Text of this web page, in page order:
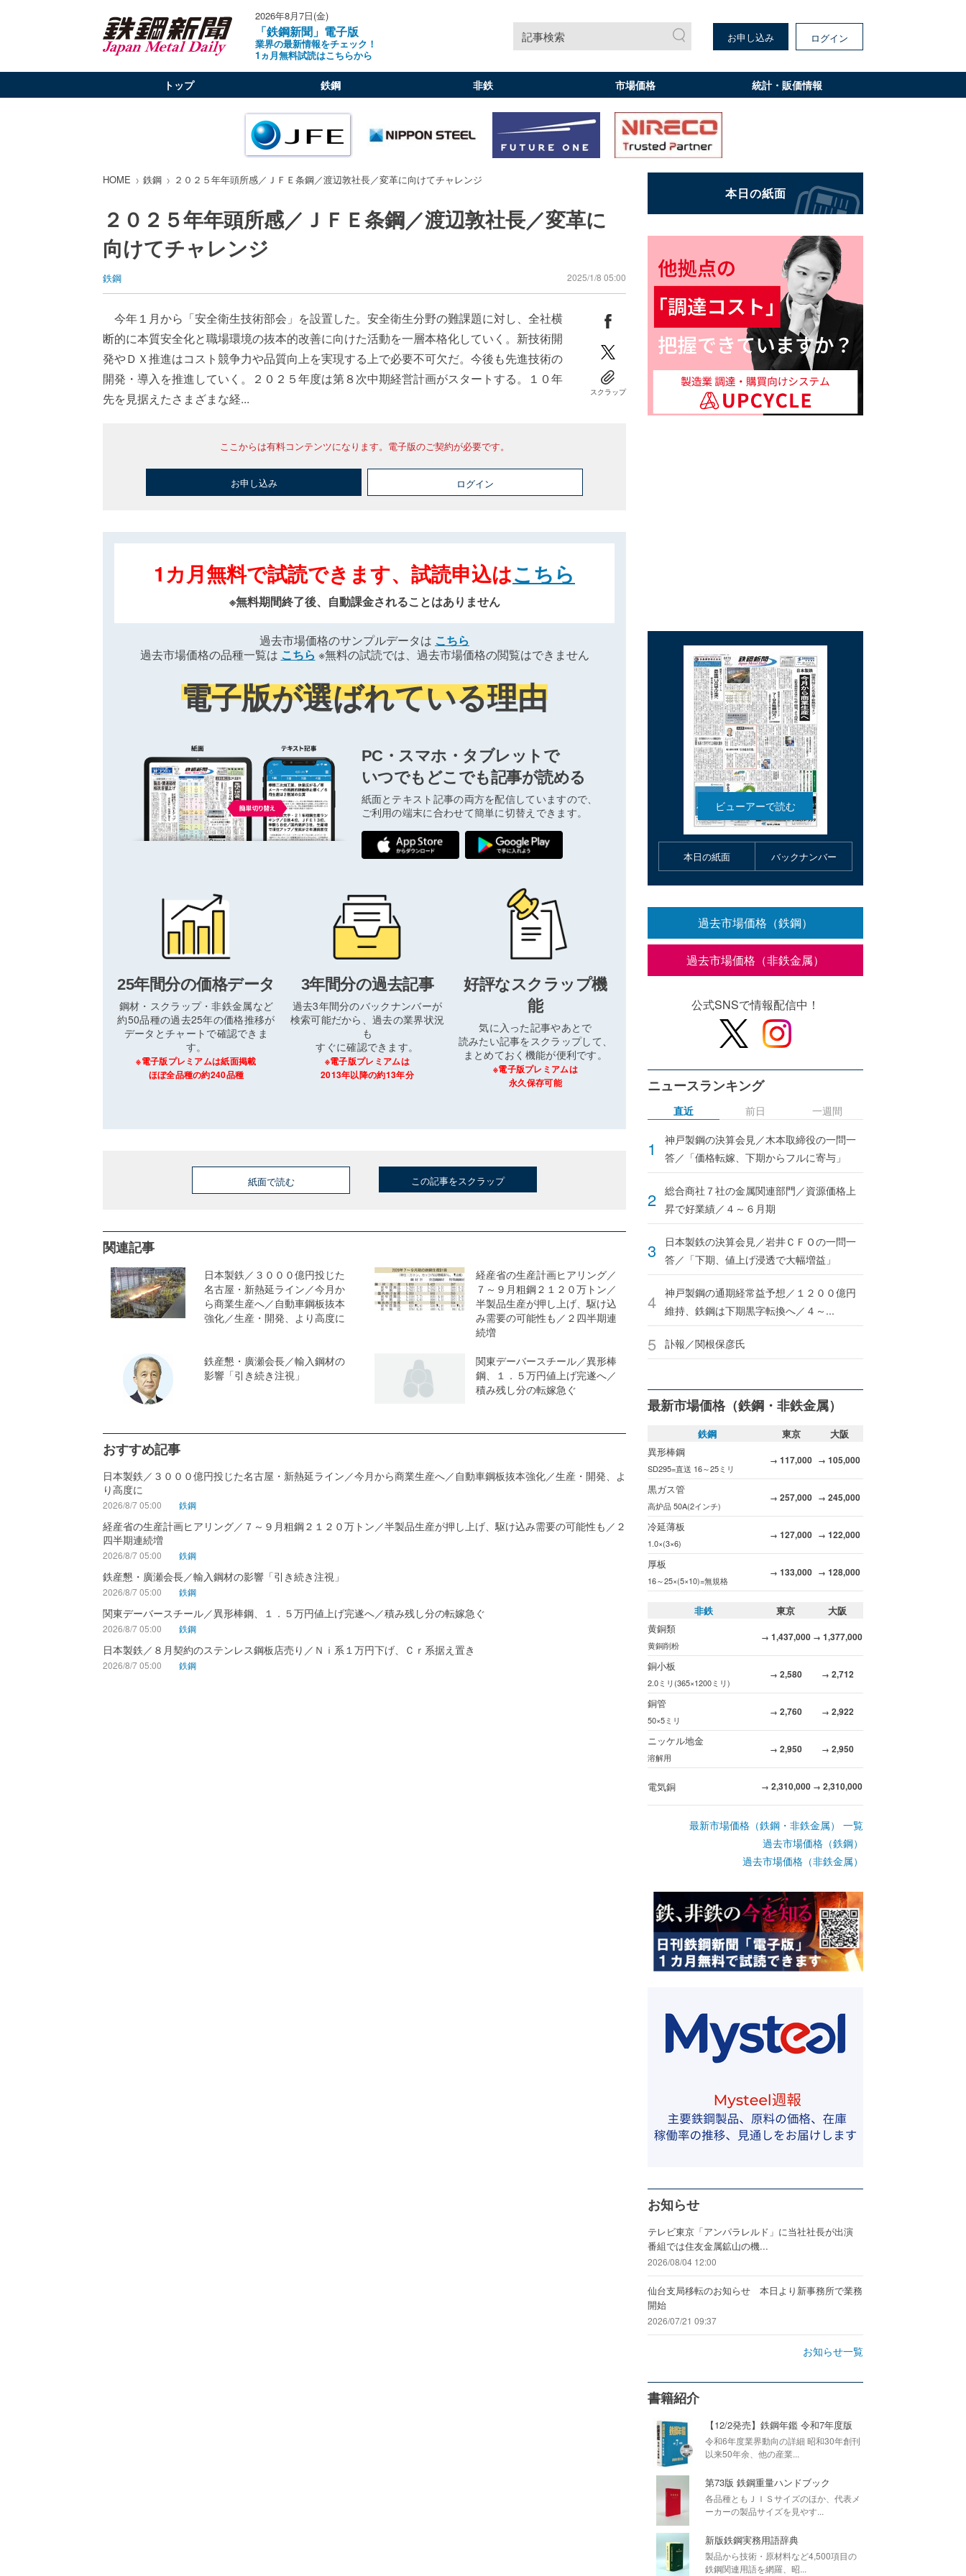
2026年8月7日(金)
「鉄鋼新聞」電子版
業界の最新情報をチェック！
1ヵ月無料試読はこちらから
記事検索 お申し込み ログイン
トップ 鉄鋼 非鉄 市場価格 統計・販価情報
HOME 鉄鋼 ２０２５年年頭所感／ＪＦＥ条鋼／渡辺敦社長／変革に向けてチャレンジ
２０２５年年頭所感／ＪＦＥ条鋼／渡辺敦社長／変革に
向けてチャレンジ
鉄鋼 2025/1/8 05:00
今年１月から「安全衛生技術部会」を設置した。安全衛生分野の難課題に対し、全社横
断的に本質安全化と職場環境の抜本的改善に向けた活動を一層本格化していく。新技術開
発やＤＸ推進はコスト競争力や品質向上を実現する上で必要不可欠だ。今後も先進技術の
開発・導入を推進していく。２０２５年度は第８次中期経営計画がスタートする。１０年
先を見据えたさまざまな経...
スクラップ
ここからは有料コンテンツになります。電子版のご契約が必要です。
お申し込み ログイン
1カ月無料で試読できます、試読申込はこちら
※無料期間終了後、自動課金されることはありません
過去市場価格のサンプルデータは こちら
過去市場価格の品種一覧は こちら ※無料の試読では、過去市場価格の閲覧はできません
電子版が選ばれている理由
PC・スマホ・タブレットで
いつでもどこでも記事が読める
紙面とテキスト記事の両方を配信していますので、
ご利用の端末に合わせて簡単に切替えできます。
25年間分の価格データ
鋼材・スクラップ・非鉄金属など
約50品種の過去25年の価格推移が
データとチャートで確認できま
す。
※電子版プレミアムは紙面掲載
ほぼ全品種の約240品種
3年間分の過去記事
過去3年間分のバックナンバーが
検索可能だから、過去の業界状況
も
すぐに確認できます。
※電子版プレミアムは
2013年以降の約13年分
好評なスクラップ機
能
気に入った記事やあとで
読みたい記事をスクラップして、
まとめておく機能が便利です。
※電子版プレミアムは
永久保存可能
紙面で読む この記事をスクラップ
関連記事
日本製鉄／３０００億円投じた
名古屋・新熱延ライン／今月か
ら商業生産へ／自動車鋼板抜本
強化／生産・開発、より高度に
経産省の生産計画ヒアリング／
７～９月粗鋼２１２０万トン／
半製品生産が押し上げ、駆け込
み需要の可能性も／２四半期連
続増
鉄産懇・廣瀬会長／輸入鋼材の
影響「引き続き注視」
関東デーバースチール／異形棒
鋼、１．５万円値上げ完遂へ／
積み残し分の転嫁急ぐ
おすすめ記事
日本製鉄／３０００億円投じた名古屋・新熱延ライン／今月から商業生産へ／自動車鋼板抜本強化／生産・開発、よ
り高度に
2026/8/7 05:00 鉄鋼
経産省の生産計画ヒアリング／７～９月粗鋼２１２０万トン／半製品生産が押し上げ、駆け込み需要の可能性も／２
四半期連続増
2026/8/7 05:00 鉄鋼
鉄産懇・廣瀬会長／輸入鋼材の影響「引き続き注視」
2026/8/7 05:00 鉄鋼
関東デーバースチール／異形棒鋼、１．５万円値上げ完遂へ／積み残し分の転嫁急ぐ
2026/8/7 05:00 鉄鋼
日本製鉄／８月契約のステンレス鋼板店売り／Ｎｉ系１万円下げ、Ｃｒ系据え置き
2026/8/7 05:00 鉄鋼
本日の紙面 バックナンバー
過去市場価格（鉄鋼）
過去市場価格（非鉄金属）
公式SNSで情報配信中！
ニュースランキング
直近
神戸製鋼の決算会見／木本取締役の一問一
答／「価格転嫁、下期からフルに寄与」
総合商社７社の金属関連部門／資源価格上
昇で好業績／４～６月期
日本製鉄の決算会見／岩井ＣＦＯの一問一
答／「下期、値上げ浸透で大幅増益」
神戸製鋼の通期経常益予想／１２００億円
維持、鉄鋼は下期黒字転換へ／４～...
訃報／関根保彦氏
前日 一週間
最新市場価格（鉄鋼・非鉄金属）
鉄鋼 東京
大阪
異形棒鋼
SD295=直送 16～25ミリ
→ 117,000 → 105,000
黒ガス管
高炉品 50A(2インチ)
→ 257,000 → 245,000
冷延薄板
1.0×(3×6)
→ 127,000 → 122,000
厚板
16～25×(5×10)=無規格
→ 133,000 → 128,000
非鉄 東京
大阪
黄銅類
黄銅削粉
→ 1,437,000 → 1,377,000
銅小板
2.0ミリ(365×1200ミリ)
→ 2,580 → 2,712
銅管
50×5ミリ
→ 2,760 → 2,922
ニッケル地金
溶解用
→ 2,950 → 2,950
電気銅 → 2,310,000 → 2,310,000
最新市場価格（鉄鋼・非鉄金属） 一覧
過去市場価格（鉄鋼）
過去市場価格（非鉄金属）
お知らせ
テレビ東京「アンパラレルド」に当社社長が出演
番組では住友金属鉱山の機...
2026/08/04 12:00
仙台支局移転のお知らせ 本日より新事務所で業務
開始
2026/07/21 09:37
お知らせ一覧
書籍紹介
【12/2発売】鉄鋼年鑑 令和7年度版
令和6年度業界動向の詳細 昭和30年創刊
以来50年余、他の産業...
第73版 鉄鋼重量ハンドブック
各品種ともＪＩＳサイズのほか、代表メ
ーカーの製品サイズを見やす...
新版鉄鋼実務用語辞典
製品から技術・原材料など4,500項目の
鉄鋼関連用語を網羅、昭...